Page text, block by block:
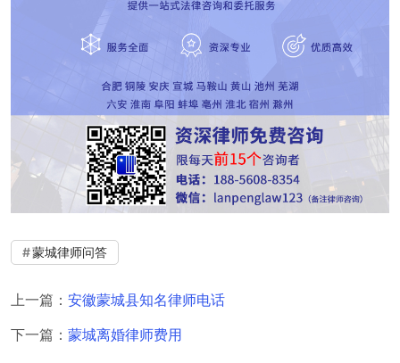
蒙城律师问答
上一篇： 安徽蒙城县知名律师电话
下一篇： 蒙城离婚律师费用